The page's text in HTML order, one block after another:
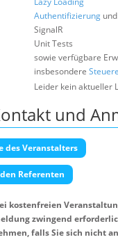
Authentifizierung
SignalR
Unit Tests
sowie verfügbare
insbesondere
Leider kein aktueller
und
des Veranstalters
Referenten
kostenfreien
zwingend
falls Sie sich nicht